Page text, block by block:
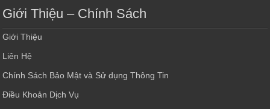
Giới Thiệu – Chính Sách
Giới Thiệu
Liên Hệ
Chính Sách Bảo Mật và Sử dụng Thông Tin
Điều Khoản Dịch Vụ